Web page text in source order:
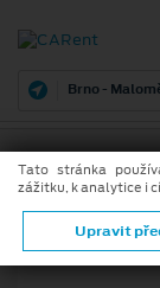
Brno -
25. 8. 2020
Tato stránka
zážitku, k analytice i
Upravit